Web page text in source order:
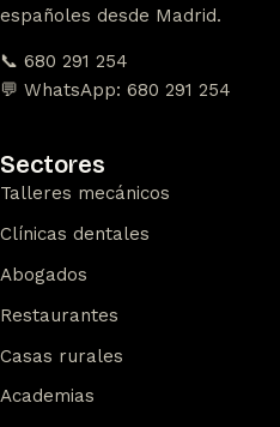
españoles desde Madrid.
📞 680 291 254
💬 WhatsApp: 680 291 254
Sectores
Talleres mecánicos
Clínicas dentales
Abogados
Restaurantes
Casas rurales
Academias